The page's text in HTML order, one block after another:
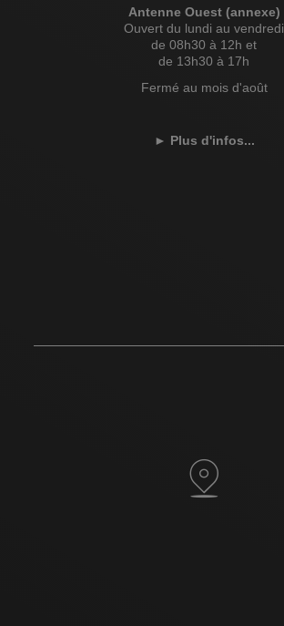
Antenne Ouest (annexe)
Ouvert du lundi au vendredi
de 08h30 à 12h et
de 13h30 à 17h
Fermé au mois d'août
► Plus d'infos...